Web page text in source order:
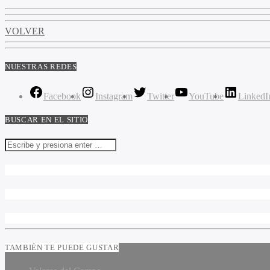
VOLVER
NUESTRAS REDES
Facebook Instagram Twitter YouTube
BUSCAR EN EL SITIO
TAMBIÉN TE PUEDE GUSTAR